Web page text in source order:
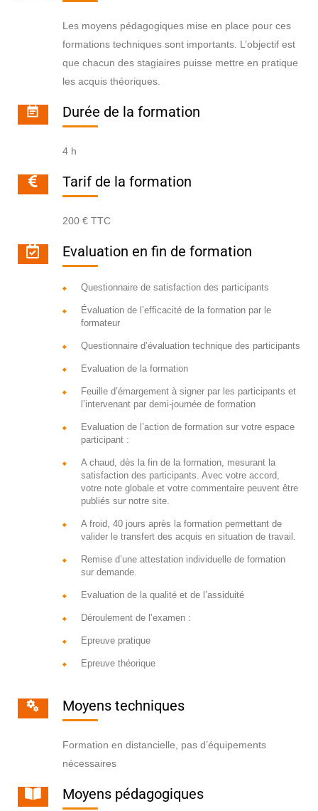
Les moyens pédagogiques mise en place pour ces
formations techniques sont importants. L’objectif est
que chacun des stagiaires puisse mettre en pratique
les acquis théoriques.
Durée de la formation
4 h
Tarif de la formation
200 € TTC
Evaluation en fin de formation
Questionnaire de satisfaction des participants
Évaluation de l’efficacité de la formation par le
formateur
Questionnaire d’évaluation technique des participants
Evaluation de la formation
Feuille d’émargement à signer par les participants et
l’intervenant par demi-journée de formation
Evaluation de l’action de formation sur votre espace
participant :
A chaud, dès la fin de la formation, mesurant la
satisfaction des participants. Avec votre accord,
votre note globale et votre commentaire peuvent être
publiés sur notre site.
A froid, 40 jours après la formation permettant de
valider le transfert des acquis en situation de travail.
Remise d’une attestation individuelle de formation
sur demande.
Evaluation de la qualité et de l’assiduité
Déroulement de l’examen :
Epreuve pratique
Epreuve théorique
Moyens techniques
Formation en distancielle, pas d’équipements
nécessaires
Moyens pédagogiques